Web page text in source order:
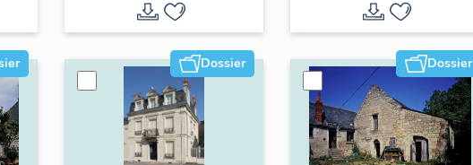
Dossier Dossier